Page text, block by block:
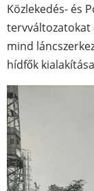
Közlekedés- és
tervváltozatokat
mind
hídfők